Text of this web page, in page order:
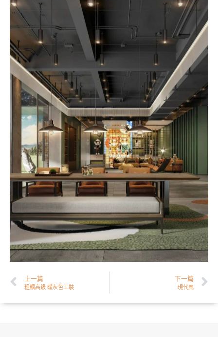
上一篇
粗糲高級 暖灰色工裝
下一篇
現代風